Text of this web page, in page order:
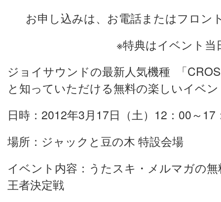
お申し込みは、お電話またはフロン
※特典はイベント
ジョイサウンドの最新人気機種 「
と知っていただける無料の楽しいイベ
日時：2012年3月17日（土）12：00～17
場所：ジャックと豆の木 特設会場
イベント内容：うたスキ・メルマガの
王者決定戦